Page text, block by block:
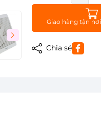
Giao hàng tận
Chia sẻ